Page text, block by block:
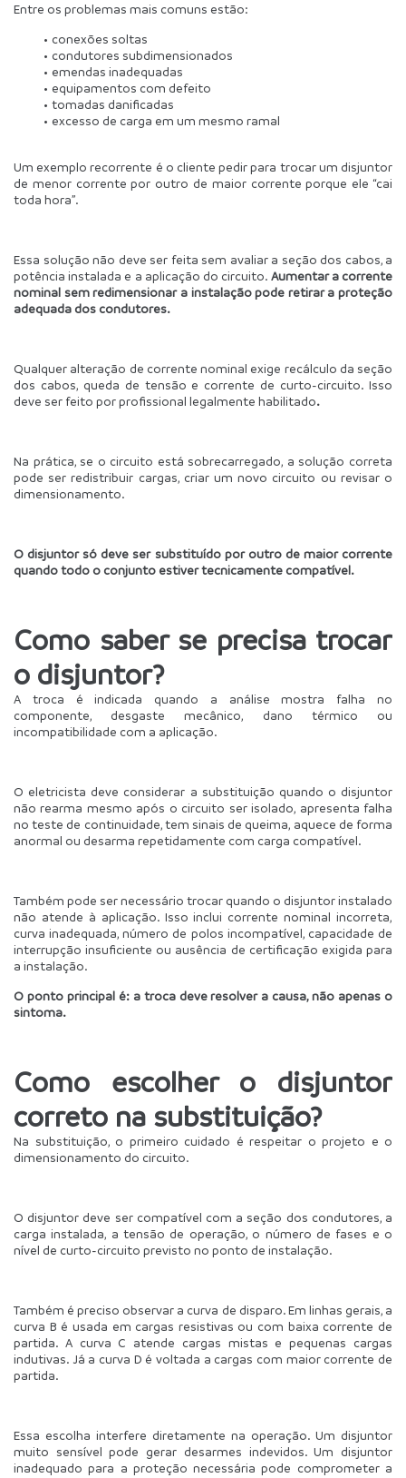
Entre os problemas mais comuns estão:
conexões soltas
condutores subdimensionados
emendas inadequadas
equipamentos com defeito
tomadas danificadas
excesso de carga em um mesmo ramal
Um exemplo recorrente é o cliente pedir para trocar um disjuntor
de menor corrente por outro de maior corrente porque ele “cai
toda hora”.
Essa solução não deve ser feita sem avaliar a seção dos cabos, a
potência instalada e a aplicação do circuito. Aumentar a corrente
nominal sem redimensionar a instalação pode retirar a proteção
adequada dos condutores.
Qualquer alteração de corrente nominal exige recálculo da seção
dos cabos, queda de tensão e corrente de curto-circuito. Isso
deve ser feito por profissional legalmente habilitado.
Na prática, se o circuito está sobrecarregado, a solução correta
pode ser redistribuir cargas, criar um novo circuito ou revisar o
dimensionamento.
O disjuntor só deve ser substituído por outro de maior corrente
quando todo o conjunto estiver tecnicamente compatível.
Como saber se precisa trocar
o disjuntor?
A troca é indicada quando a análise mostra falha no
componente, desgaste mecânico, dano térmico ou
incompatibilidade com a aplicação.
O eletricista deve considerar a substituição quando o disjuntor
não rearma mesmo após o circuito ser isolado, apresenta falha
no teste de continuidade, tem sinais de queima, aquece de forma
anormal ou desarma repetidamente com carga compatível.
Também pode ser necessário trocar quando o disjuntor instalado
não atende à aplicação. Isso inclui corrente nominal incorreta,
curva inadequada, número de polos incompatível, capacidade de
interrupção insuficiente ou ausência de certificação exigida para
a instalação.
O ponto principal é: a troca deve resolver a causa, não apenas o
sintoma.
Como escolher o disjuntor
correto na substituição?
Na substituição, o primeiro cuidado é respeitar o projeto e o
dimensionamento do circuito.
O disjuntor deve ser compatível com a seção dos condutores, a
carga instalada, a tensão de operação, o número de fases e o
nível de curto-circuito previsto no ponto de instalação.
Também é preciso observar a curva de disparo. Em linhas gerais, a
curva B é usada em cargas resistivas ou com baixa corrente de
partida. A curva C atende cargas mistas e pequenas cargas
indutivas. Já a curva D é voltada a cargas com maior corrente de
partida.
Essa escolha interfere diretamente na operação. Um disjuntor
muito sensível pode gerar desarmes indevidos. Um disjuntor
inadequado para a proteção necessária pode comprometer a